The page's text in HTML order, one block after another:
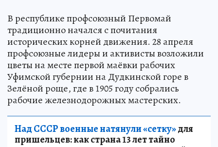
В республике профсоюзный Первомай
традиционно начался с почитания
исторических корней движения. 28 апреля
профсоюзные лидеры и активисты возложили
цветы на месте первой маёвки рабочих
Уфимской губернии на Дудкинской горе в
Зелёной роще, где в 1905 году собрались
рабочие железнодорожных мастерских.
Над СССР военные натянули «сетку»для
пришельцев: как страна 13 лет тайно